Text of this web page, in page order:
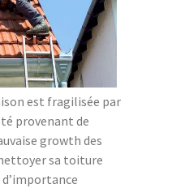
est fragilisée par
provenant de
growth des
sa toiture
d’importance